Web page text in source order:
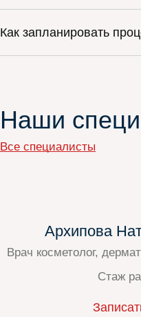
Как запланировать
Наши
Все специалисты
Архипова
Врач косметолог,
Стаж